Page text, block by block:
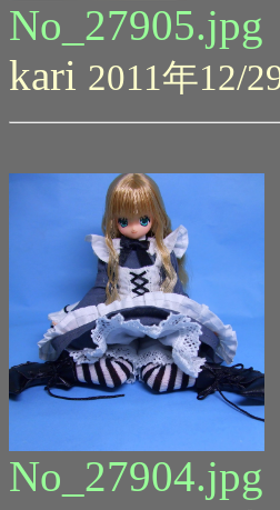
No_27905.jpg
kari 2011年12/
No_27904.jpg